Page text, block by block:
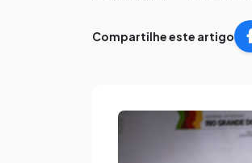
Compartilhe este artigo